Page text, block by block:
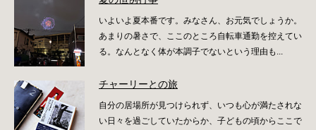
いよいよ夏本番です。みなさん、お元気でしょうか。
あまりの暑さで、ここのところ自転車通勤を控えてい
る。なんとなく体が本調子でないという理由も...
チャーリーとの旅
自分の居場所が見つけられず、いつも心が満たされな
い日々を過ごしていたからか、子どもの頃からここで